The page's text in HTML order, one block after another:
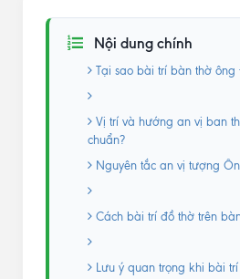
Nội dung chính
Tại sao bài trí bàn thờ
Vị trí và hướng an vị ban
chuẩn?
Nguyên tắc an vị tượng
Cách bài trí đồ thờ trên
Lưu ý quan trọng khi bài